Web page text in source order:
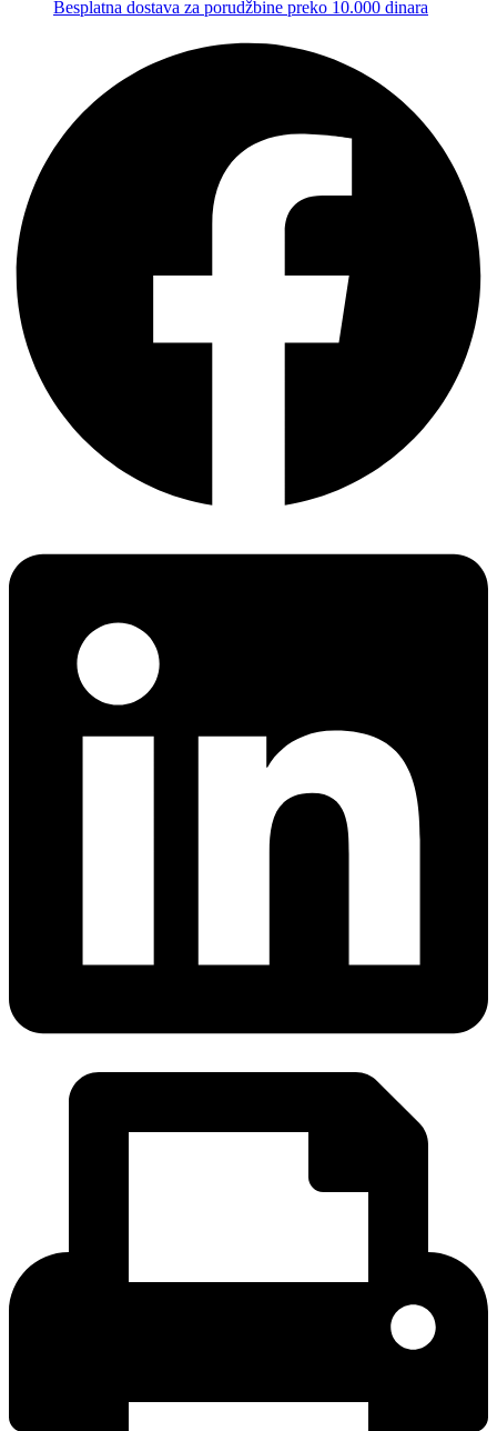
Besplatna dostava za porudžbine preko 10.000 dinara